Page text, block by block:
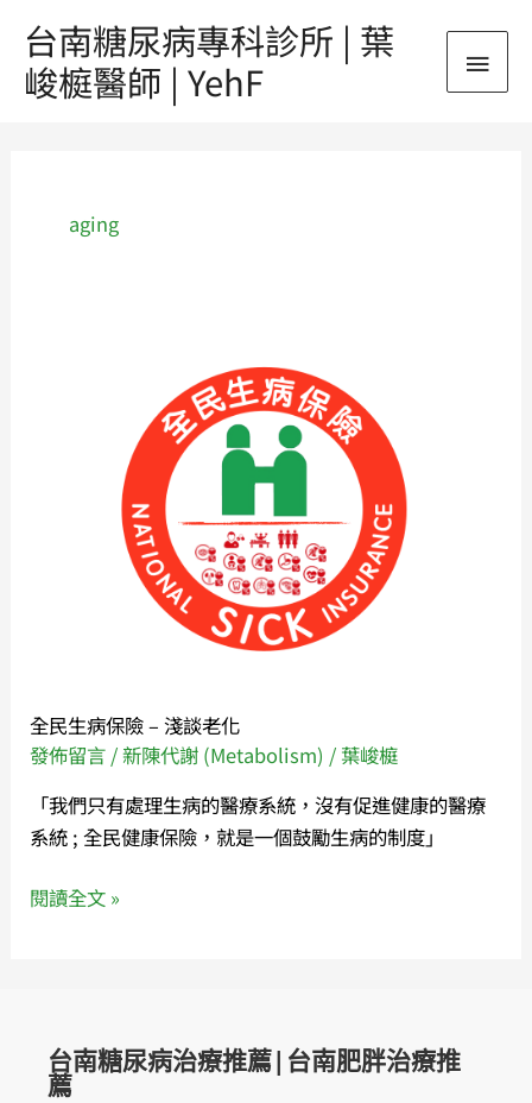
台南糖尿病專科診所 | 葉
峻榳醫師 | YehF
主
要
aging
全民生病保險 – 淺談老化
發佈留言 /新陳代謝 (Metabolism) / 葉峻榳
「我們只有處理生病的醫療系統，沒有促進健康的醫療
系統 ; 全民健康保險，就是一個鼓勵生病的制度」
閱讀全文 »
台南糖尿病治療推薦|台南肥胖治療推
薦